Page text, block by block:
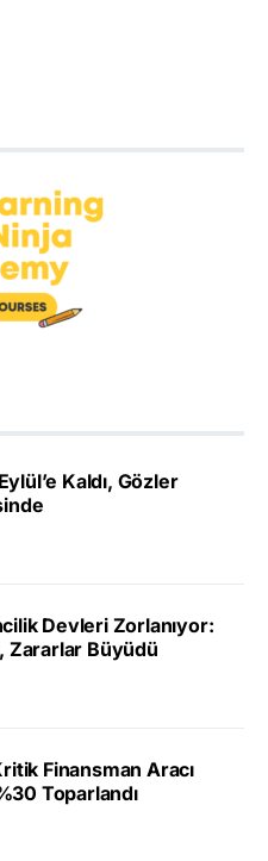
Kaldı, Gözler
Devleri Zorlanıyor:
Zararlar Büyüdü
Finansman Aracı
Toparlandı